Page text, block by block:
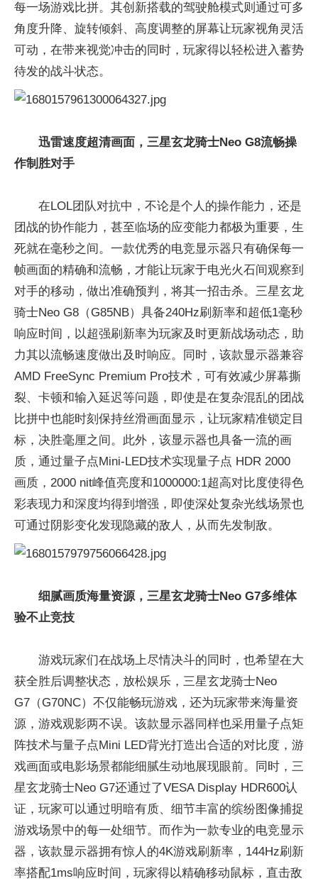
每一场游戏比拼。其创新搭载的驾驶舱模式则通过可多
角度升降、旋转倾斜、高度调整的屏幕让玩家视角灵活
可动，在带来视觉冲击的同时，玩家得以轻松进入蓄势
待发的战斗状态。
迅雷速度超清画面，三星玄龙骑士Neo G8流畅操
作制胜对手
在LOL团队对抗中，不论是个人的操作能力，还是
团战的协作能力，甚至临场的应变能力都极为重要，生
死就在毫秒之间。一款优秀的电竞显示器只有确保每一
帧画面的精确和流畅，才能让玩家于电光火石间观察到
对手的移动，做出准确预判，将其一招击杀。三星玄龙
骑士Neo G8（G85NB）具备240Hz刷新率和超低1毫秒
响应时间，以超强刷新率为玩家及时更新战场动态，助
力其以流畅速度做出及时响应。同时，该款显示器兼容
AMD FreeSync Premium Pro技术，可有效减少屏幕撕
裂、卡顿和输入延迟等问题，即使是在复杂混乱的团战
比拼中也能时刻保持丝滑画面显示，让玩家精准锁定目
标，决胜毫厘之间。此外，该显示器也具备一流的画
质，通过量子点Mini-LED技术实现量子点 HDR 2000
画质，2000 nit峰值亮度和1000000:1超高对比度使得色
彩表现力和深度均得到增强，即使深处复杂光线场景也
可通过阴影变化发现隐藏的敌人，从而先发制敌。
细腻画质海量资源，三星玄龙骑士Neo G7多维体
验不止竞技
游戏玩家们在战场上尽情决斗的同时，也希望在大
获全胜后调整状态，放松娱乐，三星玄龙骑士Neo
G7（G70NC）不仅能畅玩游戏，还为玩家带来海量资
源，游戏观影两不误。该款显示器同样也采用量子点矩
阵技术与量子点Mini LED背光打造出合适的对比度，游
戏画面或电影场景都能细腻生动地展现眼前。同时，三
星玄龙骑士Neo G7还通过了VESA Display HDR600认
证，玩家可以通过明暗有质、细节丰富的缤纷图像捕捉
游戏场景中的每一处细节。而作为一款专业的电竞显示
器，该款显示器拥有惊人的4K游戏刷新率，144Hz刷新
率搭配1ms响应时间，玩家得以精确移动鼠标，直击敌